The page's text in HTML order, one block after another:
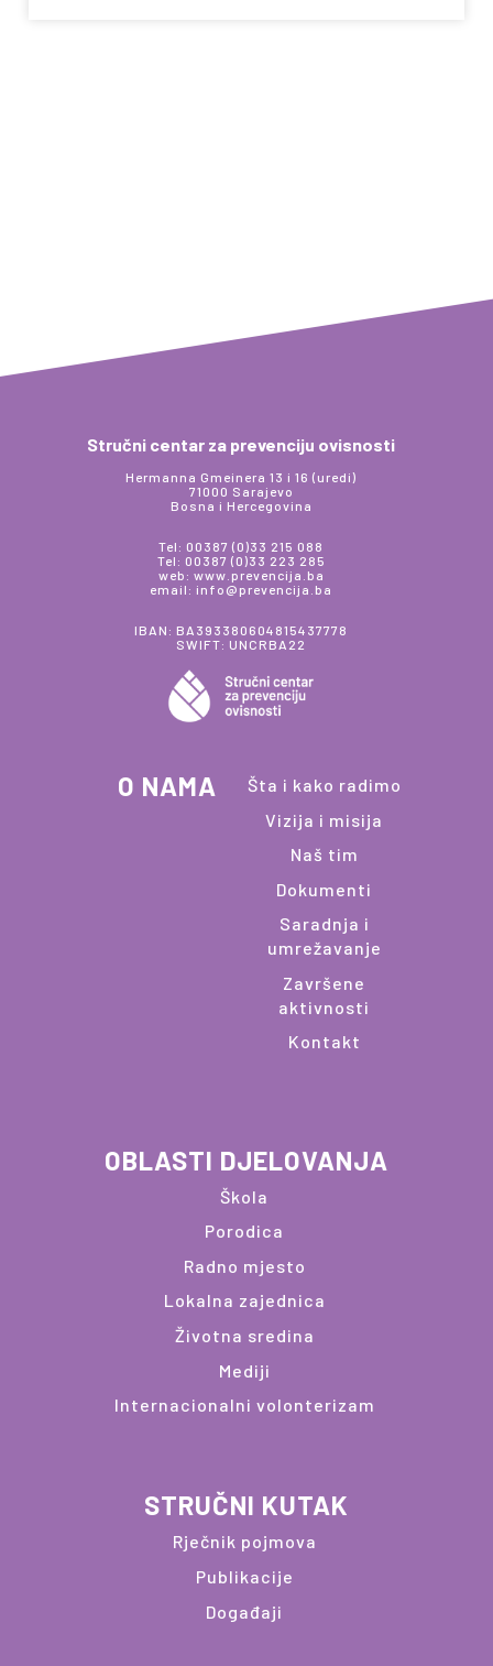
Stručni centar za prevenciju ovisnosti
Hermanna Gmeinera 13 i 16 (uredi)
71000 Sarajevo
Bosna i Hercegovina
Tel: 00387 (0)33 215 088
Tel: 00387 (0)33 223 285
web: www.prevencija.ba
email: info@prevencija.ba
IBAN: BA393380604815437778
SWIFT: UNCRBA22
O NAMA
Šta i kako radimo
Vizija i misija
Naš tim
Dokumenti
Saradnja i
umrežavanje
Završene
aktivnosti
Kontakt
OBLASTI DJELOVANJA
Škola
Porodica
Radno mjesto
Lokalna zajednica
Životna sredina
Mediji
Internacionalni volonterizam
STRUČNI KUTAK
Rječnik pojmova
Publikacije
Događaji